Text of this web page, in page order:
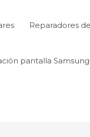
Reparadores
pantalla Samsung